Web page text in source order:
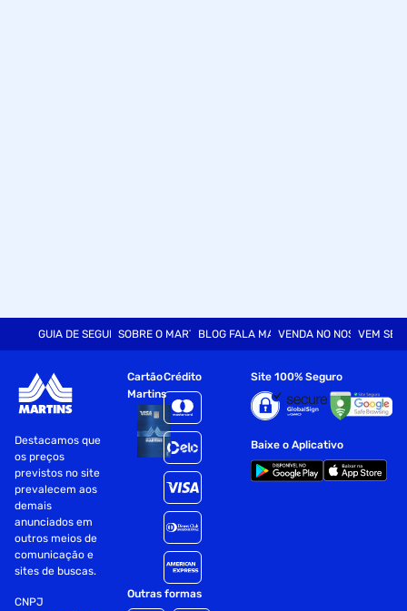
GUIA DE SEGURANÇASOBRE O MARTINSBLOG FALA MARTVENDA NO NOSSO SITE
VEM SER
Destacamos que
os preços
previstos no site
prevalecem aos
demais
anunciados em
outros meios de
comunicação e
sites de buscas.
CNPJ
Cartão
Martins
Crédito
Outras formas
Site 100% Seguro
Baixe o Aplicativo